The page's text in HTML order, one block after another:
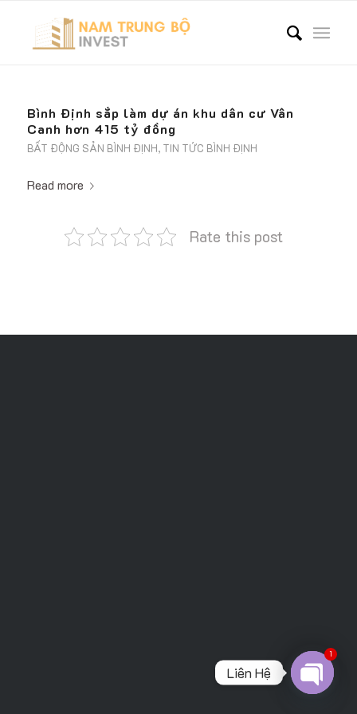
Bình Định sắp làm dự án khu dân cư Vân
Canh hơn 415 tỷ đồng
BẤT ĐỘNG SẢN BÌNH ĐỊNH, TIN TỨC BÌNH ĐỊNH
Read more
Rate this post
Liên Hệ
1